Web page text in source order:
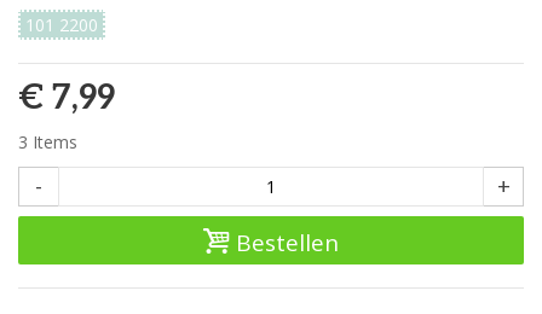
101 2200
€ 7,99
3 Items
- +
Bestellen